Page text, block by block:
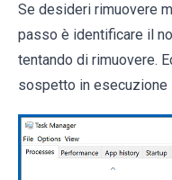
Se desideri rimuovere
passo è identificare il
tentando di rimuovere.
sospetto in esecuzione